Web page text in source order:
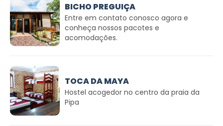
BICHO PREGUIÇA
Entre em contato conosco agora e
conheça nossos pacotes e
acomodações.
TOCA DA MAYA
Hostel acogedor no centro da praia da
Pipa